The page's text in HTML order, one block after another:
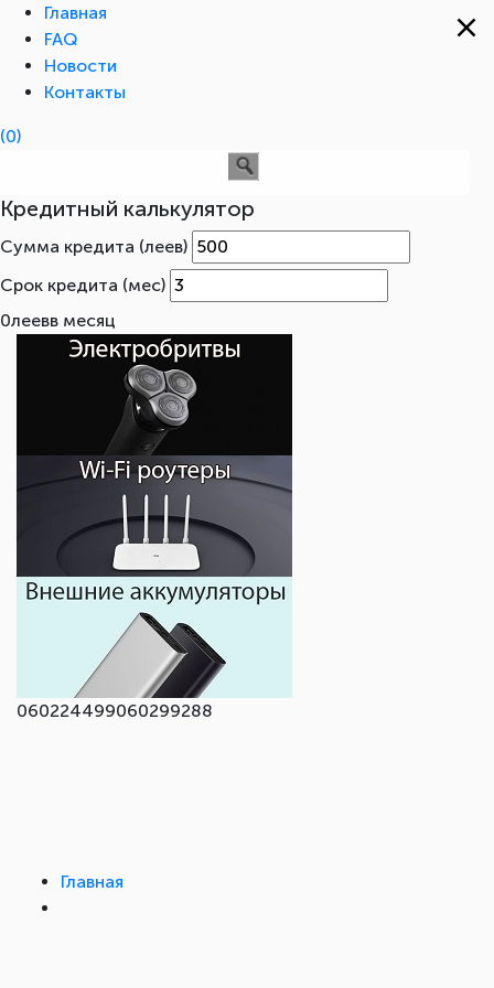
Главная
FAQ
Новости
Контакты
(0)
Кредитный калькулятор
Сумма кредита (леев)
Срок кредита (мес)
0леевв месяц
060224499060299288
Главная